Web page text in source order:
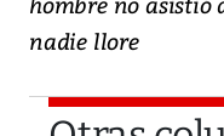
nadie llore